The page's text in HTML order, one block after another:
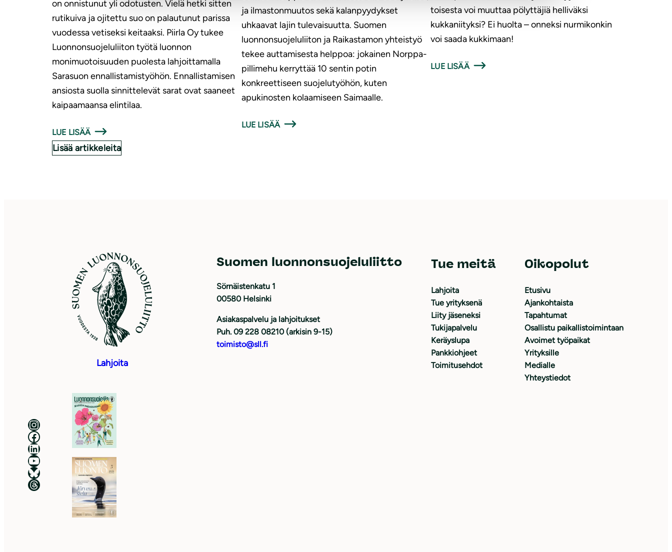
on onnistunut yli odotusten. Vielä hetki sitten
rutikuiva ja ojitettu suo on palautunut parissa
vuodessa vetiseksi keitaaksi. Piirla Oy tukee
Luonnonsuojeluliiton työtä luonnon
monimuotoisuuden puolesta lahjoittamalla
Sarasuon ennallistamistyöhön. Ennallistamisen
ansiosta suolla sinnittelevät sarat ovat saaneet
kaipaamaansa elintilaa.
LUE LISÄÄ
ja ilmastonmuutos sekä kalanpyydykset
uhkaavat lajin tulevaisuutta. Suomen
luonnonsuojeluliiton ja Raikastamon yhteistyö
tekee auttamisesta helppoa: jokainen Norppa-
pillimehu kerryttää 10 sentin potin
konkreettiseen suojelutyöhön, kuten
apukinosten kolaamiseen Saimaalle.
LUE LISÄÄ
toisesta voi muuttaa pölyttäjiä helliväksi
kukkaniityksi? Ei huolta – onneksi nurmikonkin
voi saada kukkimaan!
LUE LISÄÄ
Lisää artikkeleita
Lahjoita
Suomen luonnonsuojeluliitto
Sörnäistenkatu 1
00580 Helsinki
Asiakaspalvelu ja lahjoitukset
Puh. 09 228 08210 (arkisin 9-15)
toimisto@sll.fi
Tue meitä
Lahjoita
Tue yrityksenä
Liity jäseneksi
Tukijapalvelu
Keräyslupa
Pankkiohjeet
Toimitusehdot
Oikopolut
Etusivu
Ajankohtaista
Tapahtumat
Osallistu paikallistoimintaan
Avoimet työpaikat
Yrityksille
Medialle
Yhteystiedot
Luonnonsuojeluliitto Instagramissa
Luonnonsuojeluliitto Facebookissa
Luonnonsuojeluliitto LinkedInissä
Luonnonsuojeluliiton YouTube-kanava
Luonnonsuojeluliitto Blueskyssa
Luonnonsuojeluliitto Threadsissa